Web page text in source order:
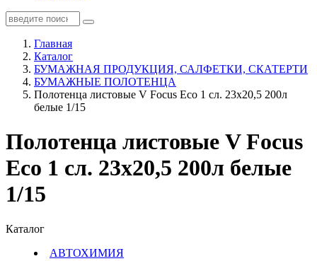
Главная
Каталог
БУМАЖНАЯ ПРОДУКЦИЯ, САЛФЕТКИ, СКАТЕРТИ
БУМАЖНЫЕ ПОЛОТЕНЦА
Полотенца листовые V Focus Eco 1 сл. 23х20,5 200л
белые 1/15
Полотенца листовые V Focus
Eco 1 сл. 23х20,5 200л белые
1/15
Каталог
АВТОХИМИЯ